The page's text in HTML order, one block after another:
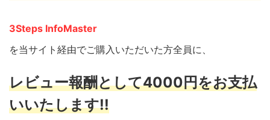
3Steps InfoMaster
を当サイト経由でご購入いただいた方全員に、
レビュー報酬として4000円をお支払
いいたします!!